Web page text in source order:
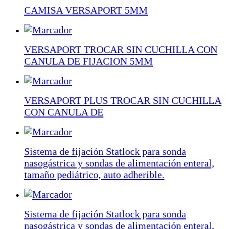
CAMISA VERSAPORT 5MM
VERSAPORT TROCAR SIN CUCHILLA CON
CANULA DE FIJACION 5MM
VERSAPORT PLUS TROCAR SIN CUCHILLA
CON CANULA DE
Sistema de fijación Statlock para sonda
nasogástrica y sondas de alimentación enteral,
tamaño pediátrico, auto adherible.
Sistema de fijación Statlock para sonda
nasogástrica y sondas de alimentación enteral,